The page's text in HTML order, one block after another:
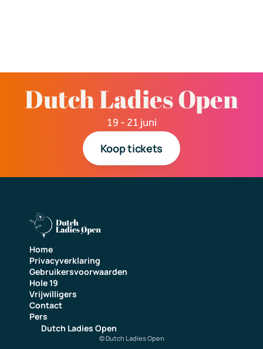
Dutch Ladies Open
19 - 21 juni
Koop tickets
Home
Privacyverklaring
Gebruikersvoorwaarden
Hole 19
Vrijwilligers
Contact
Pers
Dutch Ladies Open
© Dutch Ladies Open